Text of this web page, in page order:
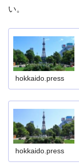
い。
hokkaido.press
hokkaido.press